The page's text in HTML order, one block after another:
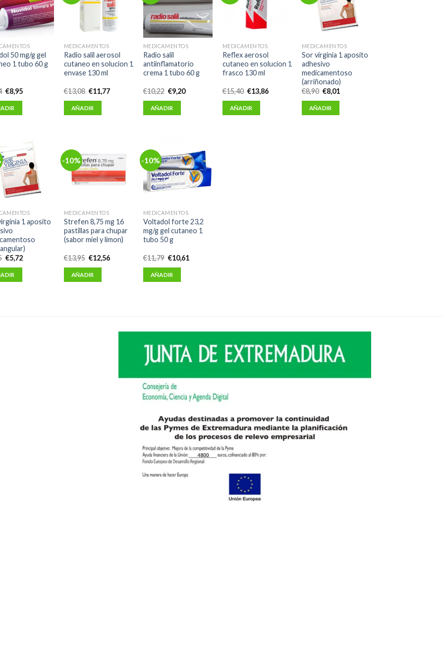
50 mg/g gel
1 tubo 60 g
El
precio
original
era:
€8,95El
MEDICAMENTOS
Radio salil aerosol
cutaneo en solucion 1
envase 130 ml
€13,08 El
precio
original
era:
€11,77El
AÑADIR
MEDICAMENTOS
Radio salil
antiinflamatorio
crema 1 tubo 60 g
€10,22 El
precio
original
era:
€9,20El
AÑADIR
MEDICAMENTOS
Reflex aerosol
cutaneo en solucion 1
frasco 130 ml
€15,40 El
precio
original
era:
€13,86El
AÑADIR
MEDICAMENTOS
Sor virginia 1 aposito
adhesivo
medicamentoso
(arriñonado)
€8,90 El
precio
original
era:
€8,01
AÑADIR
1 aposito
El
precio
original
era:
€5,72El
-10%
MEDICAMENTOS
Strefen 8,75 mg 16
pastillas para chupar
(sabor miel y limon)
€13,95 El
precio
original
era:
€12,56El
AÑADIR
-10%
MEDICAMENTOS
Voltadol forte 23,2
mg/g gel cutaneo 1
tubo 50 g
€11,79 El
precio
original
era:
€10,61
AÑADIR